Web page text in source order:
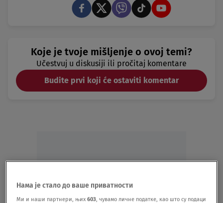
Koje je tvoje mišljenje o ovoj temi?
Učestvuj u diskusiji ili pročitaj komentare
Budite prvi koji će ostaviti komentar
Нама је стало до ваше приватности
Ми и наши партнери, њих603 , чувамо личне податке, као што су подаци